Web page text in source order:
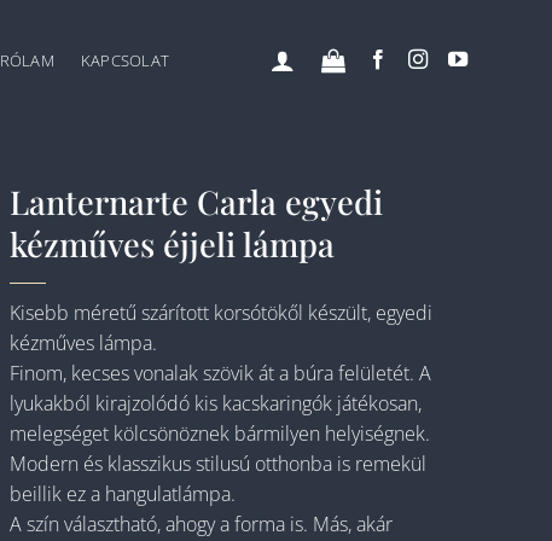
RÓLAM KAPCSOLAT
Lanternarte Carla egyedi
kézműves éjjeli lámpa
Kisebb méretű szárított korsótökől készült, egyedi
kézműves lámpa.
Finom, kecses vonalak szövik át a búra felületét. A
lyukakból kirajzolódó kis kacskaringók játékosan,
melegséget kölcsönöznek bármilyen helyiségnek.
Modern és klasszikus stilusú otthonba is remekül
beillik ez a hangulatlámpa.
A szín választható, ahogy a forma is. Más, akár